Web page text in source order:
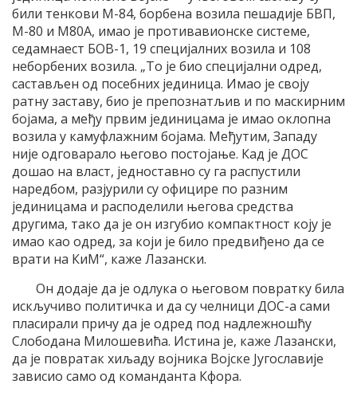
били тенкови М-84, борбена возила пешадије БВП,
М-80 и М80А, имао је противавионске системе,
седамнаест БОВ-1, 19 специјалних возила и 108
неборбених возила. „Tо је био специјални одред,
састављен од посебних јединица. Имао је своју
ратну заставу, био је препознатљив и по маскирним
бојама, а међу првим јединицама је имао оклопна
возила у камуфлажним бојама. Међутим, Западу
није одговарало његово постојање. Кад је ДОС
дошао на власт, једноставно су га распустили
наредбом, разјурили су официре по разним
јединицама и расподелили његова средства
другима, тако да је он изгубио компактност коју је
имао као одред, за који је било предвиђено да се
врати на КиМ“, каже Лазански.
Он додаје да је одлука о његовом повратку била
искључиво политичка и да су челници ДОС-а сами
пласирали причу да је одред под надлежношћу
Слободана Милошевића. Истина је, каже Лазански,
да је повратак хиљаду војника Војске Југославије
зависио само од команданта Кфора.